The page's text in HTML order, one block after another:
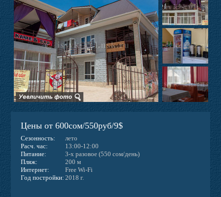
Фото
Отзывы
Контакты
Новости
Веб-камера
Цены от 600сом/550руб/9$
Сезонность:
лето
Расч. час:
13:00-12:00
Питание:
3-х разовое (550 сом/день)
Пляж:
200 м
Интернет:
Free Wi-Fi
Год постройки: 2018 г.